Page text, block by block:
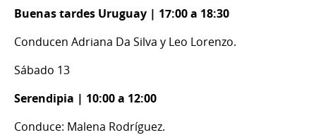
Buenas tardes Uruguay | 17:00 a 18:30
Conducen Adriana Da Silva y Leo Lorenzo.
Sábado 13
Serendipia | 10:00 a 12:00
Conduce: Malena Rodríguez.